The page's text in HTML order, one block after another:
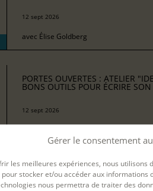
Gérer le consentement
les meilleures expériences, nous utilisons
pour stocker et/ou accéder aux informations
nous permettra de traiter des
12 sept 2026
avec Élise Goldberg
PORTES OUVERTES : ATELIER
BONS OUTILS POUR ÉCRIRE
12 sept 2026
PORTES OUVERTES : ATELIER
L'ÉCRITURE DE NOUVELLES"